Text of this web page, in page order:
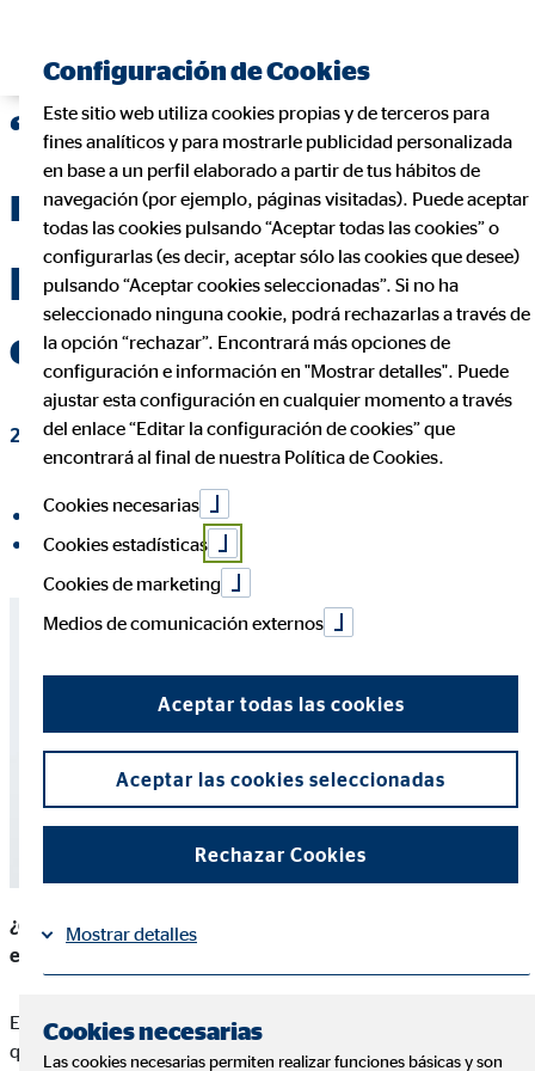
“La formación
representa solidez,
profesionalidad y
confianza”
23 de junio de 2020 |OVB Allfinanz España S.A.
compartir en Facebook
compartir en LinkedIn
¿Qué valor tiene la formación continua dentro de una
empresa?
Es uno de los pilares esenciales para cualquier empresa que
quiera desarrollar e invertir en su principal activo, su capital
Configuración de Cookies
Este sitio web utiliza cookies propias y de terceros para
fines analíticos y para mostrarle publicidad personalizada
en base a un perfil elaborado a partir de tus hábitos de
navegación (por ejemplo, páginas visitadas). Puede aceptar
todas las cookies pulsando “Aceptar todas las cookies” o
configurarlas (es decir, aceptar sólo las cookies que desee)
pulsando “Aceptar cookies seleccionadas”. Si no ha
seleccionado ninguna cookie, podrá rechazarlas a través de
la opción “rechazar”. Encontrará más opciones de
configuración e información en "Mostrar detalles". Puede
ajustar esta configuración en cualquier momento a través
del enlace “Editar la configuración de cookies” que
encontrará al final de nuestra Política de Cookies.
Cookies necesarias
Cookies estadísticas
Cookies de marketing
Medios de comunicación externos
Aceptar todas las cookies
Aceptar las cookies seleccionadas
Rechazar Cookies
Mostrar detalles
Cookies necesarias
Las cookies necesarias permiten realizar funciones básicas y son